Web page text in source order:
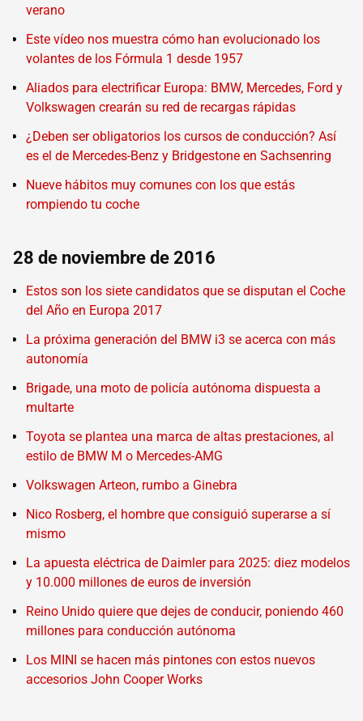
verano
Este vídeo nos muestra cómo han evolucionado los
volantes de los Fórmula 1 desde 1957
Aliados para electrificar Europa: BMW, Mercedes, Ford y
Volkswagen crearán su red de recargas rápidas
¿Deben ser obligatorios los cursos de conducción? Así
es el de Mercedes-Benz y Bridgestone en Sachsenring
Nueve hábitos muy comunes con los que estás
rompiendo tu coche
28 de noviembre de 2016
Estos son los siete candidatos que se disputan el Coche
del Año en Europa 2017
La próxima generación del BMW i3 se acerca con más
autonomía
Brigade, una moto de policía autónoma dispuesta a
multarte
Toyota se plantea una marca de altas prestaciones, al
estilo de BMW M o Mercedes-AMG
Volkswagen Arteon, rumbo a Ginebra
Nico Rosberg, el hombre que consiguió superarse a sí
mismo
La apuesta eléctrica de Daimler para 2025: diez modelos
y 10.000 millones de euros de inversión
Reino Unido quiere que dejes de conducir, poniendo 460
millones para conducción autónoma
Los MINI se hacen más pintones con estos nuevos
accesorios John Cooper Works